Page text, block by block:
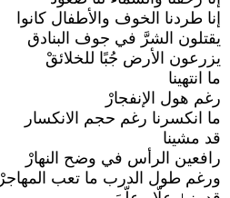
إنا طردنا الخوف والأطفال كانوا
يقتلون الشرَّ في جوف البنادق
يزرعون الأرض جُبًا للخلائقْ
ما انتهينا
رغم هول الإنفجارْ
ما انكسرنا رغم حجم الانكسار
قد مشينا
رافعين الرأس في وضح النهارْ
ورغم طول الدرب ما تعب المهاجرْ